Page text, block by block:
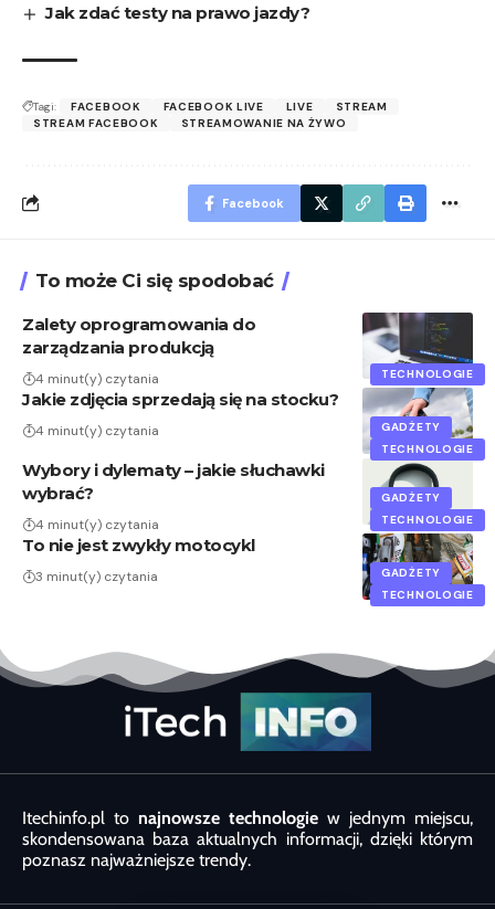
Jak zdać testy na prawo jazdy?
Tagi: FACEBOOK FACEBOOK LIVE LIVE
STREAM
STREAM FACEBOOK
STREAMOWANIE NA ŻYWO
Facebook
To może Ci się spodobać
TECHNOLOGIE
Zalety oprogramowania do
zarządzania produkcją
4 minut(y) czytania
GADŻETY
TECHNOLOGIE
Jakie zdjęcia sprzedają się na stocku?
4 minut(y) czytania
GADŻETY
TECHNOLOGIE
Wybory i dylematy – jakie słuchawki
wybrać?
4 minut(y) czytania
GADŻETY
TECHNOLOGIE
To nie jest zwykły motocykl
3 minut(y) czytania
Itechinfo.pl to najnowsze technologie w jednym miejscu,
skondensowana baza aktualnych informacji, dzięki którym
poznasz najważniejsze trendy.